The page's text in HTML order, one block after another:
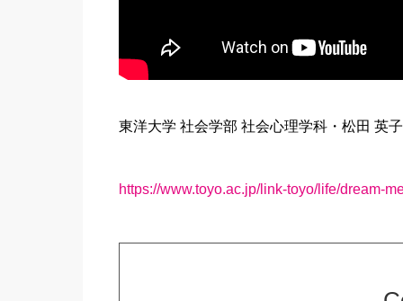
東洋大学 社会学部 社会心理学科・松田 英
https://www.toyo.ac.jp/link-toyo/life/dream-